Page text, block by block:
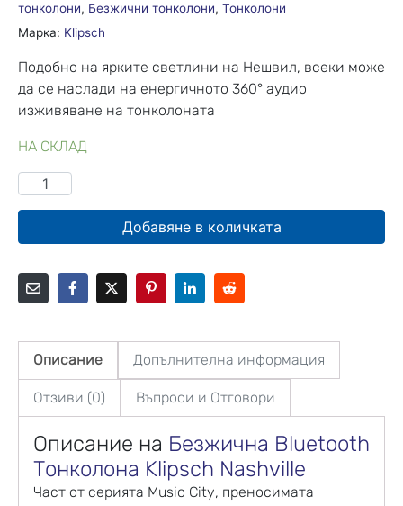
тонколони, Безжични тонколони, Тонколони
Марка: Klipsch
Подобно на ярките светлини на Нешвил, всеки може
да се наслади на енергичното 360° аудио
изживяване на тонколоната
НА СКЛАД
Добавяне в количката
Описание Допълнителна информация
Отзиви (0) Въпроси и Отговори
Описание на Безжична Bluetooth
Тонколона Klipsch Nashville
Част от серията Music City, преносимата